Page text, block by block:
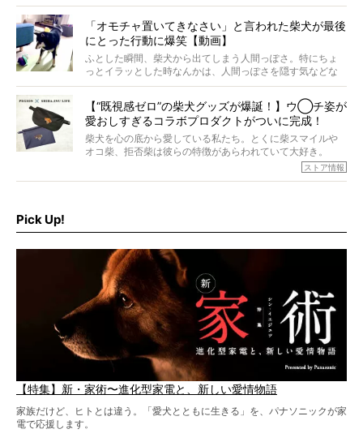
意を込めて“レジェンド柴”と呼んでいます。 この特集で
ォーカスし、その元気の秘訣や、老犬と暮らすうえで大切
だと思うことを、オーナーさんに語っていただきます。今
回登場してくれたのは、17歳のときろうくん。小さい頃か
ら食が細かったため、何でも食べさせてきたということで
「オモチャ置いてきなさい」と言われた柴犬が最後
にとった行動に爆笑【動画】
ふとした瞬間、柴犬から出てしまう人間っぽさ。特にちょ
っとイラッとした時なんかは、人間っぽさを隠す気などな
いように見えます。もしかして本当の本当は、中身は人間
【“既視感ゼロ”の柴犬グッズが爆誕！】ウ◯チ姿が
愛おしすぎるコラボプロダクトがついに完成！
柴犬を心の底から愛している私たち。とくに柴スマイルや
オコ柴、拒否柴は彼らの特徴があらわれていて大好き。
でもちょっと待て…もうひとつ、忘れてはならない愛おしい
シーンがあったぞ。それは、背中を丸めて“ウンチなう”の姿
ストア情報
Pick Up!
【特集】新・家術〜進化型家電と、新しい愛情物語
家族だけど、ヒトとは違う。「愛犬とともに生きる」を、パナソニックが家
電で応援します。